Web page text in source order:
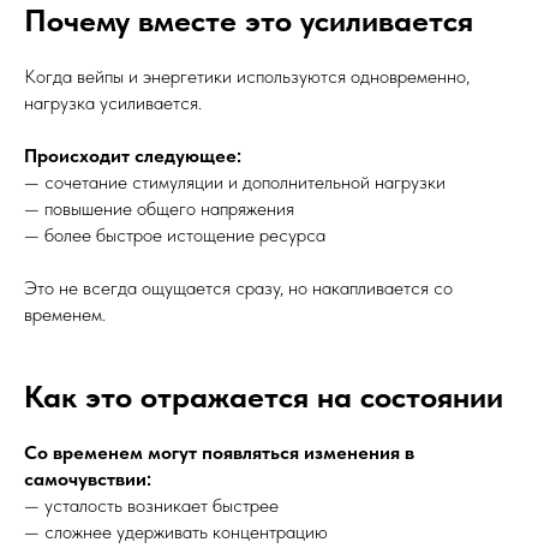
Почему вместе это усиливается
Когда вейпы и энергетики используются одновременно,
нагрузка усиливается.
Происходит следующее:
— сочетание стимуляции и дополнительной нагрузки
— повышение общего напряжения
— более быстрое истощение ресурса
Это не всегда ощущается сразу, но накапливается со
временем.
Как это отражается на состоянии
Со временем могут появляться изменения в
самочувствии:
— усталость возникает быстрее
— сложнее удерживать концентрацию